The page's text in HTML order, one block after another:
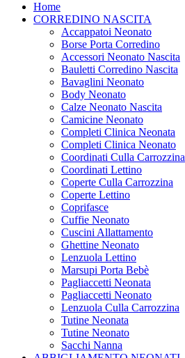
Home
CORREDINO NASCITA
Accappatoi Neonato
Borse Porta Corredino
Accessori Neonato Nascita
Bauletti Corredino Nascita
Bavaglini Neonato
Body Neonato
Calze Neonato Nascita
Camicine Neonato
Completi Clinica Neonata
Completi Clinica Neonato
Coordinati Culla Carrozzina
Coordinati Lettino
Coperte Culla Carrozzina
Coperte Lettino
Coprifasce
Cuffie Neonato
Cuscini Allattamento
Ghettine Neonato
Lenzuola Lettino
Marsupi Porta Bebè
Pagliaccetti Neonata
Pagliaccetti Neonato
Lenzuola Culla Carrozzina
Tutine Neonata
Tutine Neonato
Sacchi Nanna